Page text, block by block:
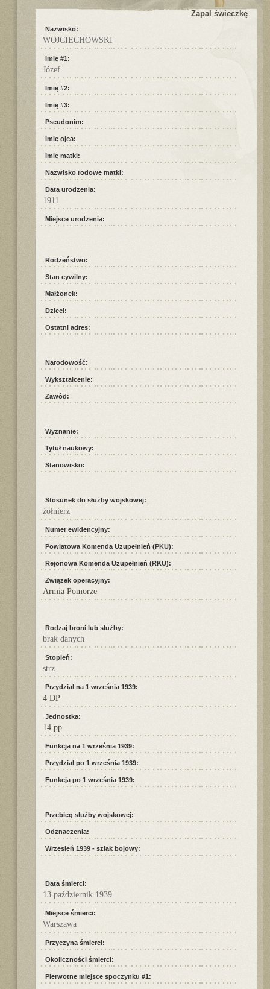
Zapal świeczkę
Nazwisko:
WOJCIECHOWSKI
Imię #1:
Józef
Imię #2:
Imię #3:
Pseudonim:
Imię ojca:
Imię matki:
Nazwisko rodowe matki:
Data urodzenia:
1911
Miejsce urodzenia:
Rodzeństwo:
Stan cywilny:
Małżonek:
Dzieci:
Ostatni adres:
Narodowość:
Wykształcenie:
Zawód:
Wyznanie:
Tytuł naukowy:
Stanowisko:
Stosunek do służby wojskowej:
żołnierz
Numer ewidencyjny:
Powiatowa Komenda Uzupełnień (PKU):
Rejonowa Komenda Uzupełnień (RKU):
Związek operacyjny:
Armia Pomorze
Rodzaj broni lub służby:
brak danych
Stopień:
strz.
Przydział na 1 września 1939:
4 DP
Jednostka:
14 pp
Funkcja na 1 września 1939:
Przydział po 1 września 1939:
Funkcja po 1 września 1939:
Przebieg służby wojskowej:
Odznaczenia:
Wrzesień 1939 - szlak bojowy:
Data śmierci:
13 październik 1939
Miejsce śmierci:
Warszawa
Przyczyna śmierci:
Okoliczności śmierci:
Pierwotne miejsce spoczynku #1: